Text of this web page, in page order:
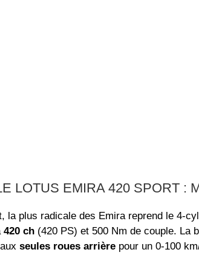
LOTUS EMIRA 420 SPORT :
la plus radicale des Emira reprend le 4-
420 ch (420 PS) et 500 Nm de couple. La
seules roues arrière pour un 0-100